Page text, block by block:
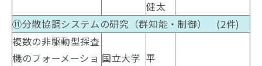
健太
⑪分散協調システムの研究（群知能・制御） (2件)
複数の非駆動型探査
機のフォーメーショ 国立大学 平